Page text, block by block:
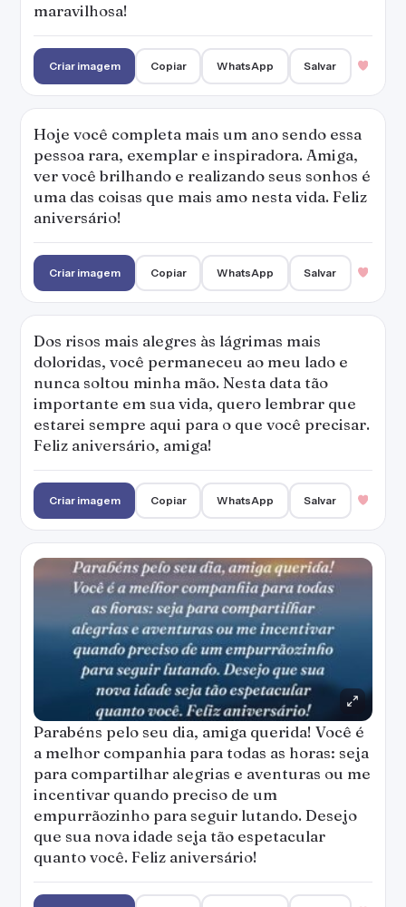
maravilhosa!
Criar imagem Copiar WhatsApp Salvar
Hoje você completa mais um ano sendo essa
pessoa rara, exemplar e inspiradora. Amiga,
ver você brilhando e realizando seus sonhos é
uma das coisas que mais amo nesta vida. Feliz
aniversário!
Criar imagem Copiar WhatsApp Salvar
Dos risos mais alegres às lágrimas mais
doloridas, você permaneceu ao meu lado e
nunca soltou minha mão. Nesta data tão
importante em sua vida, quero lembrar que
estarei sempre aqui para o que você precisar.
Feliz aniversário, amiga!
Criar imagem Copiar WhatsApp Salvar
Parabéns pelo seu dia, amiga querida! Você é
a melhor companhia para todas as horas: seja
para compartilhar alegrias e aventuras ou me
incentivar quando preciso de um
empurrãozinho para seguir lutando. Desejo
que sua nova idade seja tão espetacular
quanto você. Feliz aniversário!